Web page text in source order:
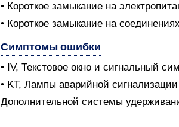
• Короткое замыкание на
• Короткое замыкание на
Симптомы ошибки
• IV, Текстовое окно и сигнальный
• KT, Лампы аварийной
Дополнительной системы